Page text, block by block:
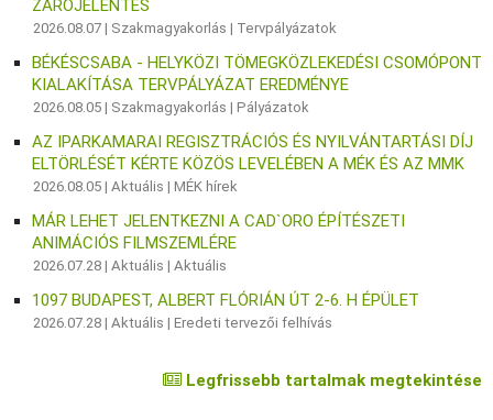
ZÁRÓJELENTÉS
2026.08.07 | Szakmagyakorlás | Tervpályázatok
BÉKÉSCSABA - HELYKÖZI TÖMEGKÖZLEKEDÉSI CSOMÓPONT
KIALAKÍTÁSA TERVPÁLYÁZAT EREDMÉNYE
2026.08.05 | Szakmagyakorlás |Pályázatok
AZ IPARKAMARAI REGISZTRÁCIÓS ÉS NYILVÁNTARTÁSI DÍJ
ELTÖRLÉSÉT KÉRTE KÖZÖS LEVELÉBEN A MÉK ÉS AZ MMK
2026.08.05 |Aktuális |MÉK hírek
MÁR LEHET JELENTKEZNI A CAD`ORO ÉPÍTÉSZETI
ANIMÁCIÓS FILMSZEMLÉRE
2026.07.28 |Aktuális |Aktuális
1097 BUDAPEST, ALBERT FLÓRIÁN ÚT 2-6. H ÉPÜLET
2026.07.28 |Aktuális |Eredeti tervezői felhívás
Legfrissebb tartalmak megtekintése